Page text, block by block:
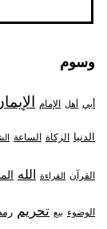
وسوم
أبي أهل الإمام
الدنيا الزكاة الساعة
القرآن القراءة الله
الوضوء بيع تحريم